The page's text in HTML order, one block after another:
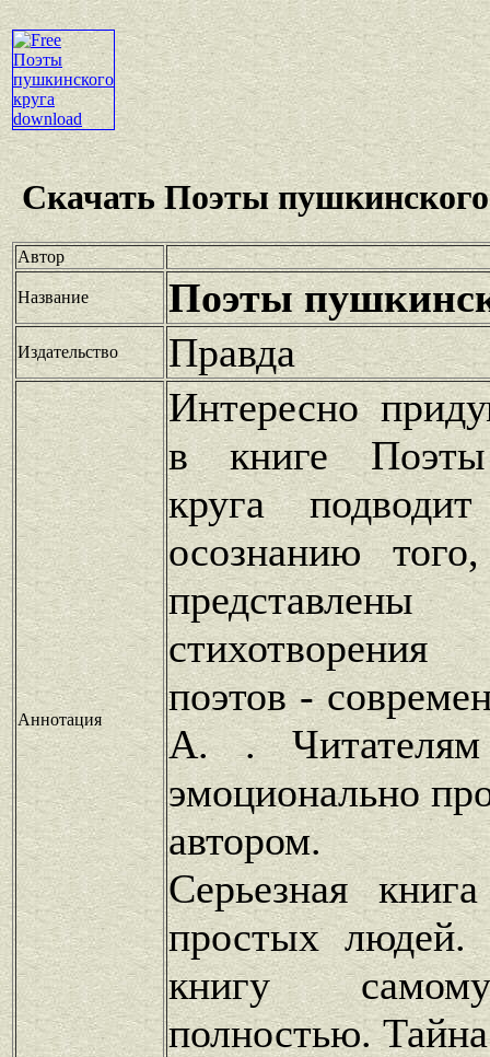
Скачать Поэты пушкинского
Автор
Название Поэты
Издательство Правда
Аннотация
Интересно
в книге Поэты
круга
осознанию
поэтов -
А. .
эмоционально
автором.
Серьезная
простых
книгу
полностью.